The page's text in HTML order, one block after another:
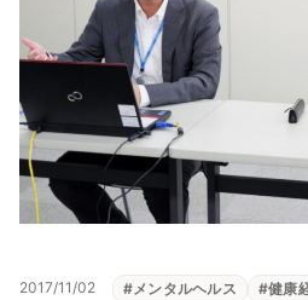
2017/11/02 #メンタルヘルス #健康